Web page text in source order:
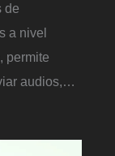
de
a nivel
permite
audios,…